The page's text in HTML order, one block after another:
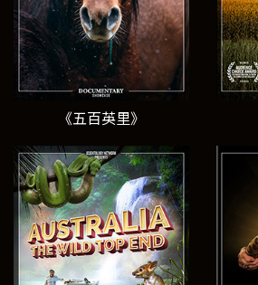
《五百英里》